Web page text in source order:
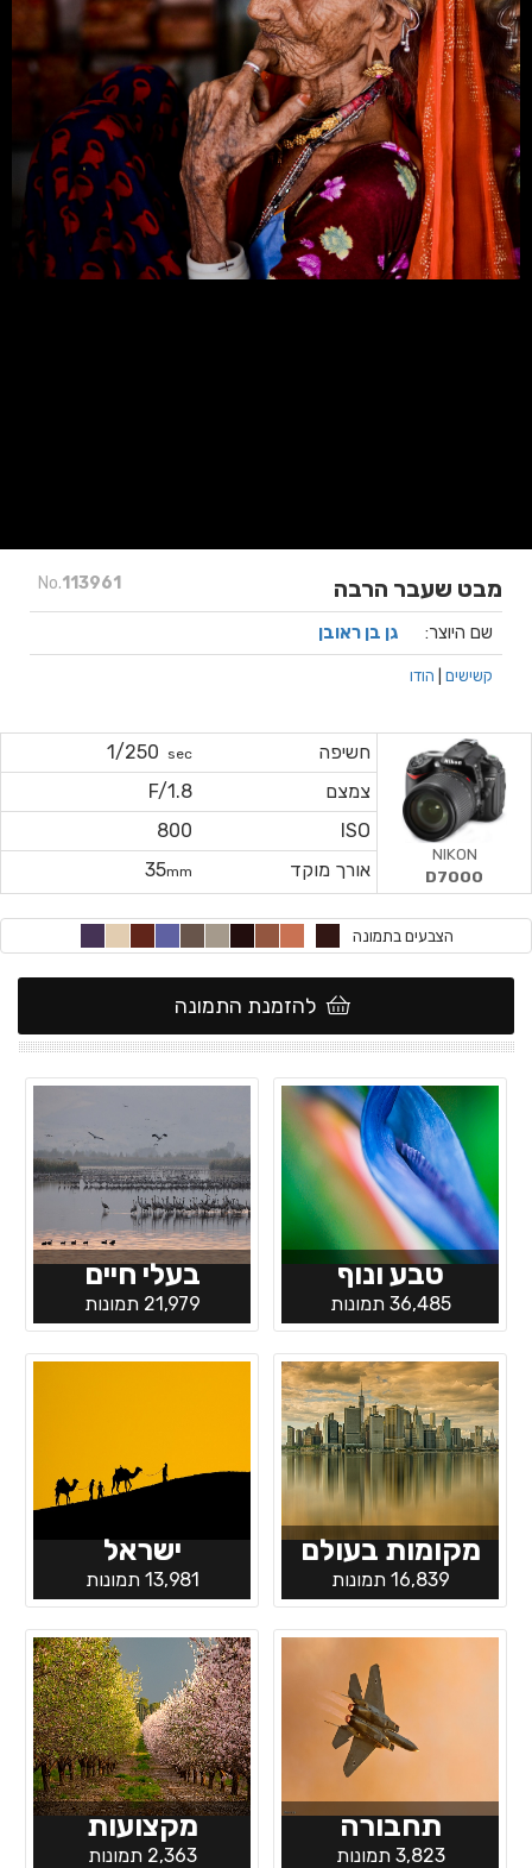
No.113961 מבט שעבר הרבה
שם היוצר: גן בן ראובן
קשישים הודו
חשיפה sec
1/250
צמצם
F/1.8
ISO
800
אורך מוקד
35mm
NIKON
D7000
הצבעים בתמונה
להזמנת התמונה
טבע ונוף
36,485 תמונות
בעלי חיים
21,979 תמונות
מקומות בעולם
16,839 תמונות
ישראל
13,981 תמונות
תחבורה
3,823 תמונות
מקצועות
2,363 תמונות